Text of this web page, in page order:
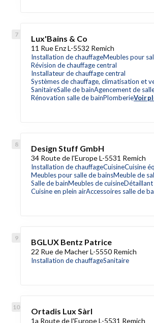
Lux'Bains & Co
11 Rue Enz L-5532 Remich
Installation de chauffageMeubles pour
Révision de chauffage central
Installateur de chauffage central
Systèmes de chauffage, climatisation et
SanitaireSalle de bainAgencement de
Rénovation salle de bainPlomberieVoir
Design Stuff GmbH
34 Route de l'Europe L-5531 Remich
Installation de chauffageCuisineCuisine
Meubles pour salle de bainsMeuble de
Salle de bainMeubles de cuisine
Cuisine en plein airAccessoires salle de
BGLUX Bentz Patrice
22 Rue de Macher L-5550 Remich
Installation de chauffageSanitaire
Ortadis Lux Sàrl
1a Route de l'Europe L-5531 Remich